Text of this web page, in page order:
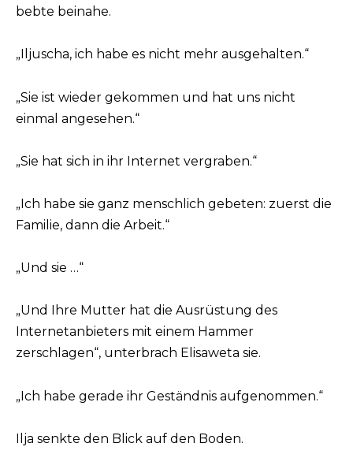
bebte beinahe.
„Iljuscha, ich habe es nicht mehr ausgehalten.“
„Sie ist wieder gekommen und hat uns nicht
einmal angesehen.“
„Sie hat sich in ihr Internet vergraben.“
„Ich habe sie ganz menschlich gebeten: zuerst die
Familie, dann die Arbeit.“
„Und sie …“
„Und Ihre Mutter hat die Ausrüstung des
Internetanbieters mit einem Hammer
zerschlagen“, unterbrach Elisaweta sie.
„Ich habe gerade ihr Geständnis aufgenommen.“
Ilja senkte den Blick auf den Boden.